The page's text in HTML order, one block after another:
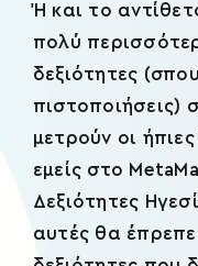
Ή και το
πολύ
δεξιότητες
πιστοποιήσεις)
μετρούν οι
εμείς στο
Δεξιότητες
αυτές θα